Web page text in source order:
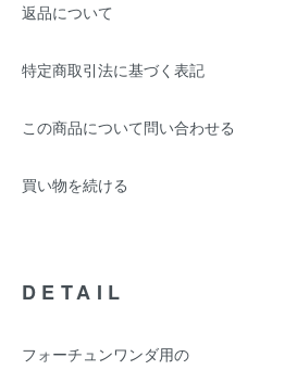
返品について
特定商取引法に基づく表記
この商品について問い合わせる
買い物を続ける
DETAIL
フォーチュンワンダ用の